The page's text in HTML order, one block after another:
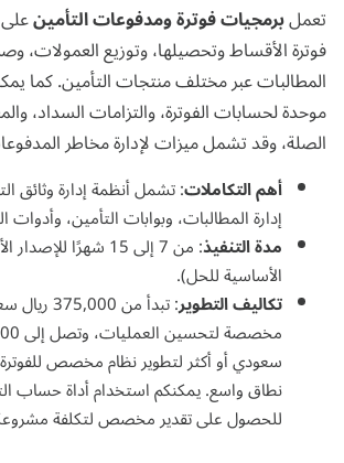
تعملبرمجيات فوترة ومدفوعات التأمين
فوترة الأقساط وتحصيلها، وتوزيع
المطالبات عبر مختلف منتجات التأمين. كما
موحدة لحسابات الفوترة، والتزامات السداد،
الصلة، وقد تشمل ميزات لإدارة مخاطر
أهم التكاملات: تشمل أنظمة إدارة وثائق
إدارة المطالبات، وبوابات التأمين، وأدوات
مدة التنفيذ
: من 7 إلى 15 شهرًا
الأساسية للحل).
تكاليف التطوير
: تبدأ من
سعودي أو أكثر لتطوير نظام مخصص
نطاق واسع. يمكنكم استخدامأداة حساب
للحصول على تقدير مخصص لتكلفة